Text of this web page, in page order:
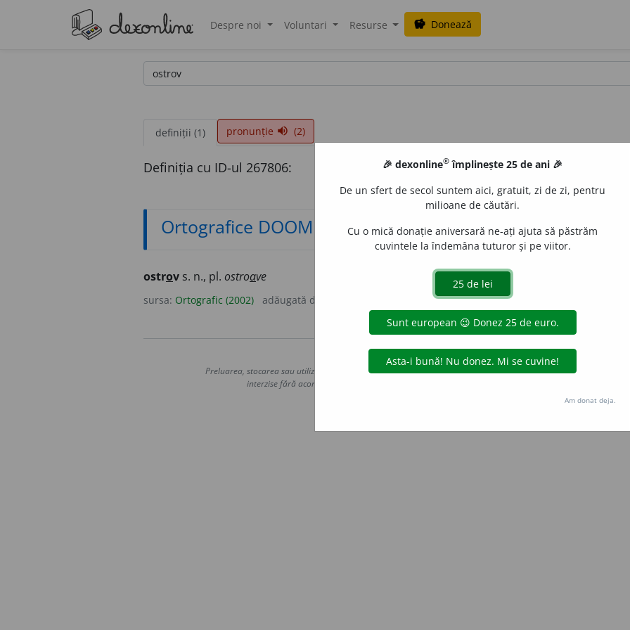
Despre noi Voluntari Resurse savings Donează
definiții (1) pronunție volume_up (2)
Definiția cu ID-ul 267806:
Ortografice DOOM
ostrov s. n., pl. ostroave
sursa: Ortografic (2002) adăugată de
Copyright © 2004-2026 dexonline (https://dexonline.ro)
Preluarea, stocarea sau utilizarea datelor de pe acest site, inclusiv prin orice metode de extragere automată
interzise fără acordul nostru prealabil scris, cu excepția seturilor de date oferite oficial spre utilizare
Hosterion
🎉 dexonline® împlinește 25 de ani 🎉
De un sfert de secol suntem aici, gratuit, zi de zi, pentru
milioane de căutări.
Cu o mică donație aniversară ne-ați ajuta să păstrăm
cuvintele la îndemâna tuturor și pe viitor.
Am donat deja.